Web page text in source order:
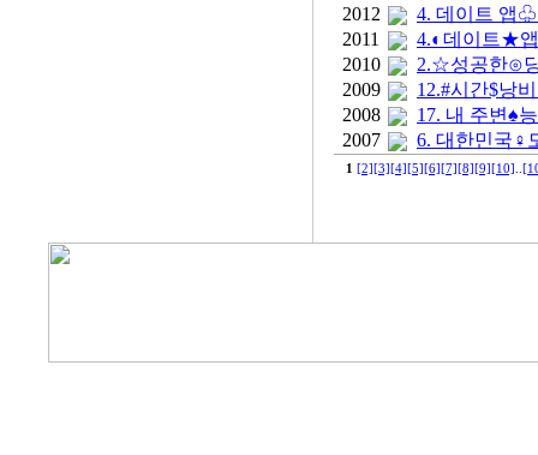
2012
4. 데이트 앱
2011
4.◐데이트★
2010
2.☆성공한⊙
2009
12.#시간$낭
2008
17. 내 주변♠
2007
6. 대한민국♀
1 [2] [3] [4] [5] [6] [7] [8] [9] [10]